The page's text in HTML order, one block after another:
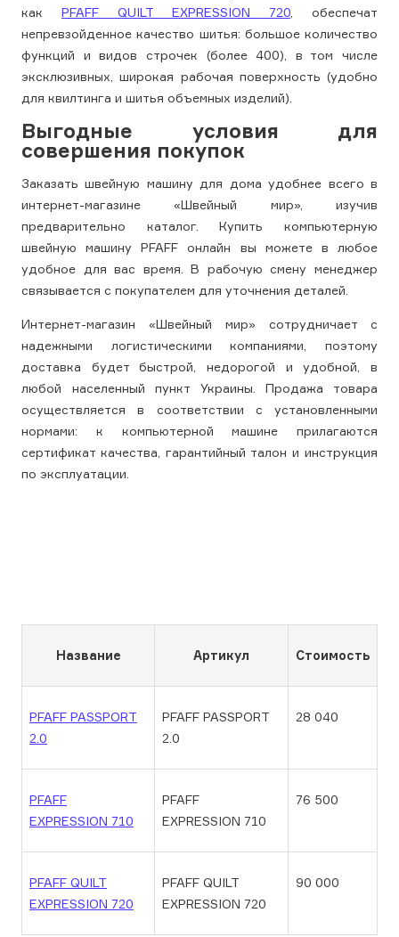
как PFAFF QUILT EXPRESSION 720, обеспечат
непревзойденное качество шитья: большое количество
функций и видов строчек (более 400), в том числе
эксклюзивных, широкая рабочая поверхность (удобно
для квилтинга и шитья объемных изделий).
Выгодные условия для
совершения покупок
Заказать швейную машину для дома удобнее всего в
интернет-магазине «Швейный мир», изучив
предварительно каталог. Купить компьютерную
швейную машину PFAFF онлайн вы можете в любое
удобное для вас время. В рабочую смену менеджер
связывается с покупателем для уточнения деталей.
Интернет-магазин «Швейный мир» сотрудничает с
надежными логистическими компаниями, поэтому
доставка будет быстрой, недорогой и удобной, в
любой населенный пункт Украины. Продажа товара
осуществляется в соответствии с установленными
нормами: к компьютерной машине прилагаются
сертификат качества, гарантийный талон и инструкция
по эксплуатации.
Название Артикул Стоимость
PFAFF PASSPORT
2.0
PFAFF PASSPORT
2.0
28 040
PFAFF
EXPRESSION 710
PFAFF
EXPRESSION 710
76 500
PFAFF QUILT
EXPRESSION 720
PFAFF QUILT
EXPRESSION 720
90 000